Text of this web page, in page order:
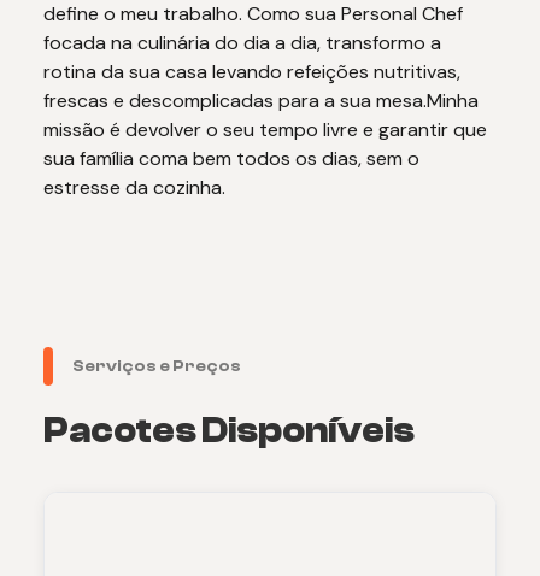
define o meu trabalho. Como sua Personal Chef
focada na culinária do dia a dia, transformo a
rotina da sua casa levando refeições nutritivas,
frescas e descomplicadas para a sua mesa.Minha
missão é devolver o seu tempo livre e garantir que
sua família coma bem todos os dias, sem o
estresse da cozinha.
Serviços e Preços
Pacotes Disponíveis